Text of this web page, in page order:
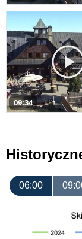
09:34
06:00